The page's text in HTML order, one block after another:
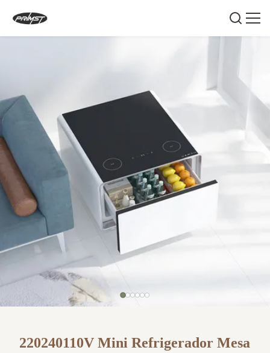
220240110V Mini Refrigerador Mesa